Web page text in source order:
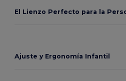
El Lienzo Perfecto para la
Ajuste y Ergonomía Infantil